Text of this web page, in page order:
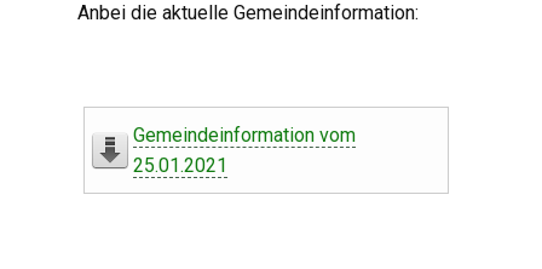
Anbei die aktuelle Gemeindeinformation:
Gemeindeinformation vom
25.01.2021